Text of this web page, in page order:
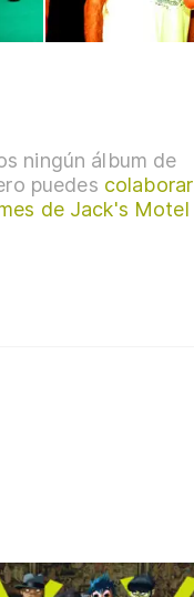
ningún álbum de
puedes colaborar
de Jack's Motel